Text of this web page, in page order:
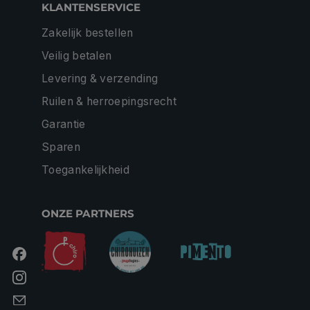
KLANTENSERVICE
Zakelijk bestellen
Veilig betalen
Levering & verzending
Ruilen & herroepingsrecht
Garantie
Sparen
Toegankelijkheid
ONZE PARTNERS